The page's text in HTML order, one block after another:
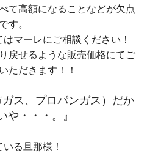
て高額になることなどが欠点
です。
はマーレにご相談ください！
戻せるような販売価格にてご
ただきます！！
ガス、プロパンガス）だか
や・・・。』
いる旦那様！